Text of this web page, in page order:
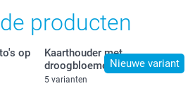
producten
op
Nieuwe variant
Kaarthouder met
droogbloemen
5 varianten